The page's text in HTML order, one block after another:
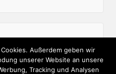
Außerdem geben wir
unserer Website an unsere
Tracking und Analysen